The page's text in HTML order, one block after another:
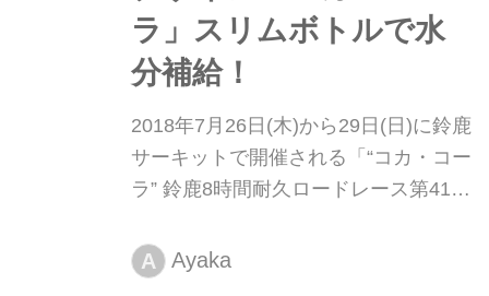
ラ」スリムボトルで水
分補給！
2018年7月26日(木)から29日(日)に鈴鹿
サーキットで開催される「“コカ・コー
ラ” 鈴鹿8時間耐久ロードレース第41回
カ・コーラ」スリムボトルが2018年6
月2日(土)よりいよいよ発売！
A Ayaka